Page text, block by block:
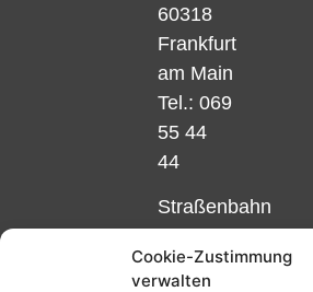
Cookie-Zustimmung
verwalten
60318
Frankfurt
am Main
Tel.: 069
55 44
44
Straßenbahn
und 12,